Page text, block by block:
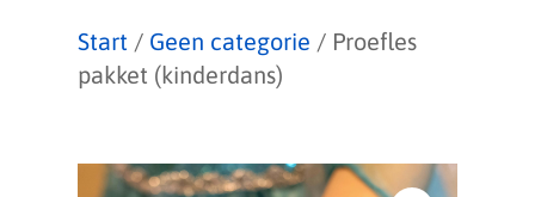
Start / Geen categorie / Proefles
pakket (kinderdans)